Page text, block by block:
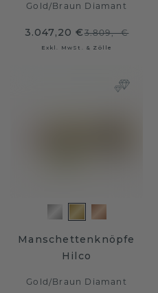
Gold/Braun Diamant
3.047,20 €3.809,- €
Exkl. MwSt. & Zölle
Manschettenknöpfe
Hilco
Gold/Braun Diamant